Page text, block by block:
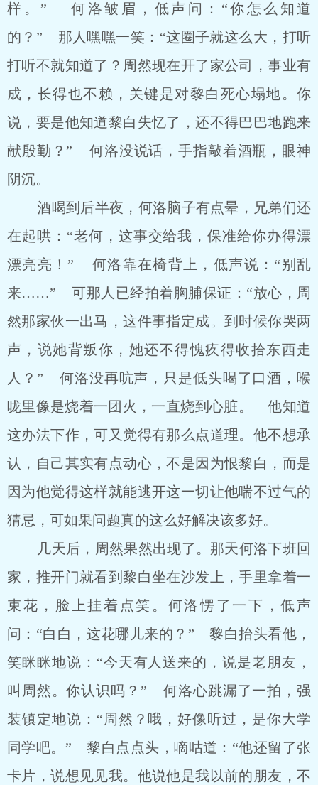
样。” 何洛皱眉，低声问：“你怎么知道
的？” 那人嘿嘿一笑：“这圈子就这么大，打听
打听不就知道了？周然现在开了家公司，事业有
成，长得也不赖，关键是对黎白死心塌地。你
说，要是他知道黎白失忆了，还不得巴巴地跑来
献殷勤？” 何洛没说话，手指敲着酒瓶，眼神
阴沉。
酒喝到后半夜，何洛脑子有点晕，兄弟们还
在起哄：“老何，这事交给我，保准给你办得漂
漂亮亮！” 何洛靠在椅背上，低声说：“别乱
来……” 可那人已经拍着胸脯保证：“放心，周
然那家伙一出马，这件事指定成。到时候你哭两
声，说她背叛你，她还不得愧疚得收拾东西走
人？” 何洛没再吭声，只是低头喝了口酒，喉
咙里像是烧着一团火，一直烧到心脏。 他知道
这办法下作，可又觉得有那么点道理。他不想承
认，自己其实有点动心，不是因为恨黎白，而是
因为他觉得这样就能逃开这一切让他喘不过气的
猜忌，可如果问题真的这么好解决该多好。
几天后，周然果然出现了。那天何洛下班回
家，推开门就看到黎白坐在沙发上，手里拿着一
束花，脸上挂着点笑。何洛愣了一下，低声
问：“白白，这花哪儿来的？” 黎白抬头看他，
笑眯眯地说：“今天有人送来的，说是老朋友，
叫周然。你认识吗？” 何洛心跳漏了一拍，强
装镇定地说：“周然？哦，好像听过，是你大学
同学吧。” 黎白点点头，嘀咕道：“他还留了张
卡片，说想见见我。他说他是我以前的朋友，不